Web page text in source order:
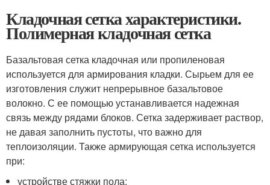
Кладочная сетка характеристики.
Полимерная кладочная сетка
Базальтовая сетка кладочная или пропиленовая
используется для армирования кладки. Сырьем для ее
изготовления служит непрерывное базальтовое
волокно. С ее помощью устанавливается надежная
связь между рядами блоков. Сетка задерживает раствор,
не давая заполнить пустоты, что важно для
теплоизоляции. Также армирующая сетка используется
при:
устройстве стяжки пола;